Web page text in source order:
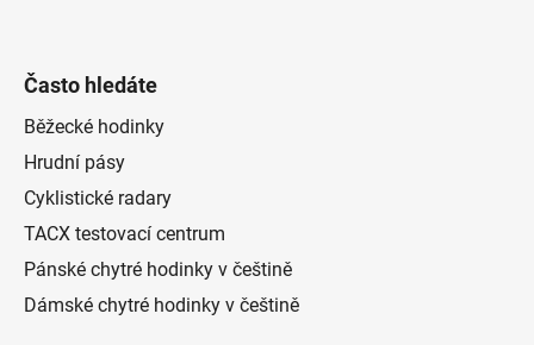
Často hledáte
Běžecké hodinky
Hrudní pásy
Cyklistické radary
TACX testovací centrum
Pánské chytré hodinky v češtině
Dámské chytré hodinky v češtině